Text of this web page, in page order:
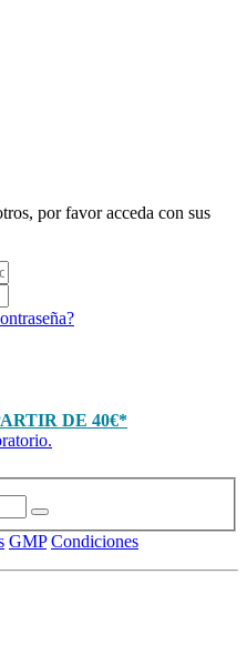
por favor acceda con sus
DE 40€*
GMP Condiciones